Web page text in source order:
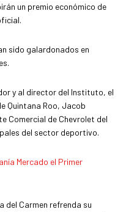
un premio económico de
sido galardonados en
y al director del Instituto, el
Quintana Roo, Jacob
Comercial de Chevrolet del
del sector deportivo.
Mercado el Primer
del Carmen refrenda su